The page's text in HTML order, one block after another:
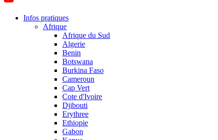
Infos pratiques
Afrique
Afrique du Sud
Algerie
Benin
Botswana
Burkina Faso
Cameroun
Cap Vert
Cote d'Ivoire
Djibouti
Erythree
Ethiopie
Gabon